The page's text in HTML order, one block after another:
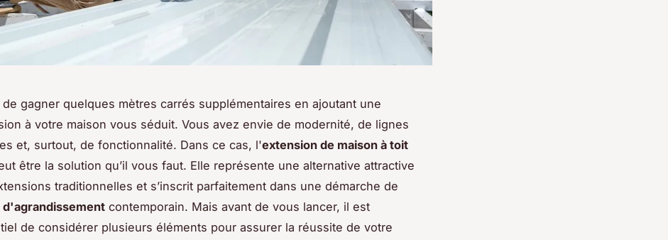
de gagner quelques mètres carrés supplémentaires en ajoutant une
à votre maison vous séduit. Vous avez envie de modernité, de lignes
et, surtout, de fonctionnalité. Dans ce cas, l'extension de maison à toit
être la solution qu’il vous faut. Elle représente une alternative attractive
traditionnelles et s’inscrit parfaitement dans une démarche de
d'agrandissement contemporain. Mais avant de vous lancer, il est
de considérer plusieurs éléments pour assurer la réussite de votre